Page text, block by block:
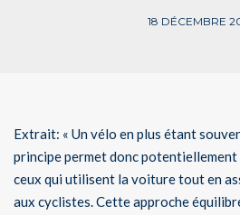
18 DÉCEMBRE
Extrait: « Un vélo en plus étant
principe permet donc
ceux qui utilisent la voiture tout en
aux cyclistes. Cette approche